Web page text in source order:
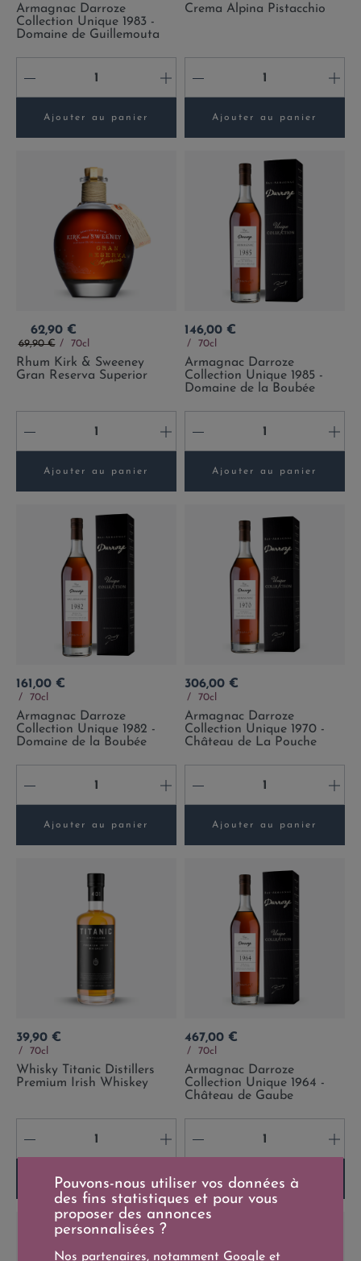
Armagnac Darroze
Collection Unique 1983 -
Domaine de Guillemouta
- +
Ajouter au panier
Crema Alpina Pistacchio
- +
Ajouter au panier
Prix
62,90 €
Prix de base
69,90 € 70cl
Rhum Kirk & Sweeney
Gran Reserva Superior
- +
Ajouter au panier
Prix
146,00 €
70cl
Armagnac Darroze
Collection Unique 1985 -
Domaine de la Boubée
- +
Ajouter au panier
Prix
161,00 €
70cl
Armagnac Darroze
Collection Unique 1982 -
Domaine de la Boubée
- +
Ajouter au panier
Prix
306,00 €
70cl
Armagnac Darroze
Collection Unique 1970 -
Château de La Pouche
- +
Ajouter au panier
Prix
39,90 €
70cl
Whisky Titanic Distillers
Premium Irish Whiskey
- +
Ajouter au panier
Prix
467,00 €
70cl
Armagnac Darroze
Collection Unique 1964 -
Château de Gaube
- +
Ajouter au panier
Pouvons-nous utiliser vos données à
des fins statistiques et pour vous
proposer des annonces
personnalisées ?
Nos partenaires, notamment Google et